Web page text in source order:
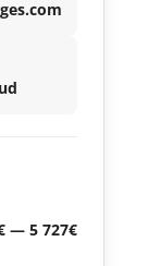
— 5 727€